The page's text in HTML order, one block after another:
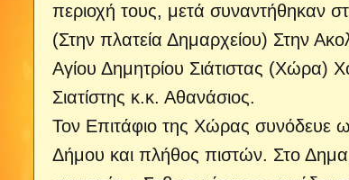
περιοχή τους, μετά συναντήθηκαν
(Στην πλατεία Δημαρχείου) Στην
Αγίου Δημητρίου Σιάτιστας (Χώρα)
Σιατίστης κ.κ. Αθανάσιος.
Τον Επιτάφιο της Χώρας συνόδευε
Δήμου και πλήθος πιστών. Στο